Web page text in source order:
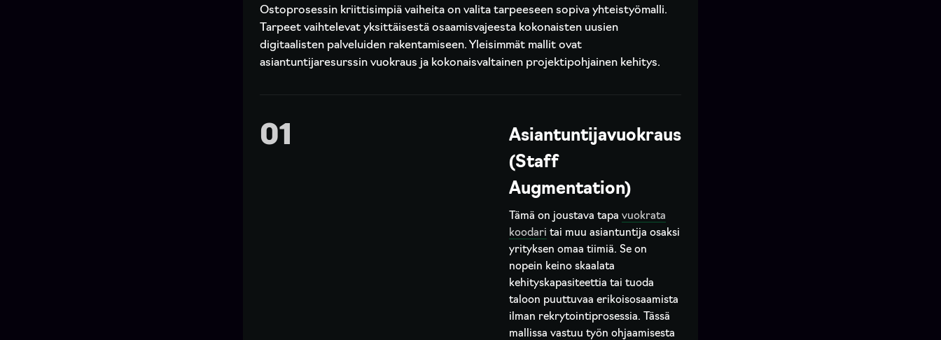
Ostoprosessin kriittisimpiä vaiheita on valita tarpeeseen sopiva yhteistyömalli.
Tarpeet vaihtelevat yksittäisestä osaamisvajeesta kokonaisten uusien
digitaalisten palveluiden rakentamiseen. Yleisimmät mallit ovat
asiantuntijaresurssin vuokraus ja kokonaisvaltainen projektipohjainen kehitys.
01
Asiantuntijavuokraus
(Staff
Augmentation)
Tämä on joustava tapa vuokrata
koodari tai muu asiantuntija osaksi
yrityksen omaa tiimiä. Se on
nopein keino skaalata
kehityskapasiteettia tai tuoda
taloon puuttuvaa erikoisosaamista
ilman rekrytointiprosessia. Tässä
mallissa vastuu työn ohjaamisesta